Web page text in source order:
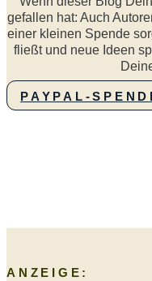
gefallen hat: Auch
einer kleinen Spende
fließt und neue Ideen
PAYPAL-
ANZEIGE: